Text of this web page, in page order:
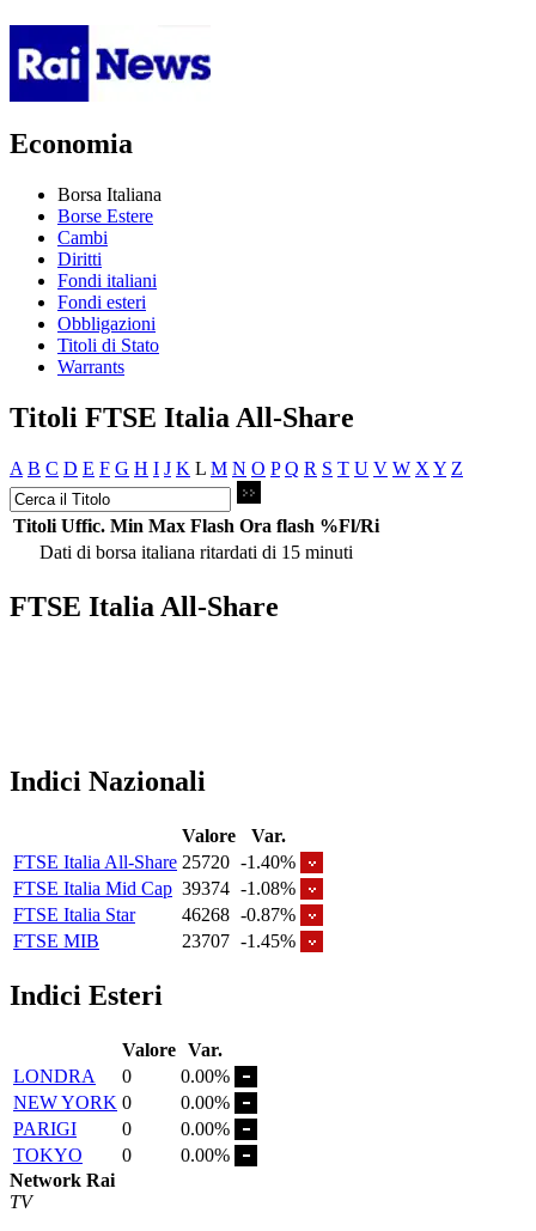
Economia
Borsa Italiana
Borse Estere
Cambi
Diritti
Fondi italiani
Fondi esteri
Obbligazioni
Titoli di Stato
Warrants
Titoli FTSE Italia All-Share
A B C D E F G H I J K L M N O P Q R S T U V W X Y Z
Titoli Uffic. Min Max Flash Ora flash %Fl/Ri
Dati di borsa italiana ritardati di 15 minuti
FTSE Italia All-Share
Indici Nazionali
Valore
Var.
FTSE Italia All-Share 25720 -1.40%
FTSE Italia Mid Cap 39374 -1.08%
FTSE Italia Star
46268 -0.87%
FTSE MIB
23707 -1.45%
Indici Esteri
Valore Var.
LONDRA
0
0.00%
NEW YORK 0
0.00%
PARIGI
0
0.00%
TOKYO
0
0.00%
Network Rai
TV